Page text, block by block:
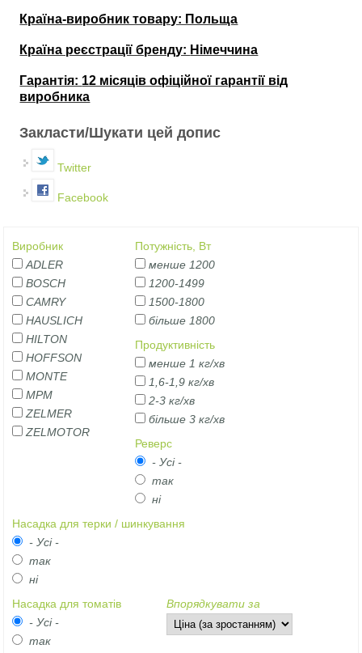
Країна-виробник товару: Польща
Країна реєстрації бренду: Німеччина
Гарантія: 12 місяців офіційної гарантії від
виробника
Закласти/Шукати цей допис
Twitter
Facebook
Виробник
ADLER
BOSCH
CAMRY
HAUSLICH
HILTON
HOFFSON
MONTE
MPM
ZELMER
ZELMOTOR
Потужність, Вт
менше 1200
1200-1499
1500-1800
більше 1800
Продуктивність
менше 1 кг/хв
1,6-1,9 кг/хв
2-3 кг/хв
більше 3 кг/хв
Реверс
- Усі -
так
ні
Насадка для терки / шинкування
- Усі -
так
ні
Насадка для томатів
- Усі -
так
Впорядкувати за